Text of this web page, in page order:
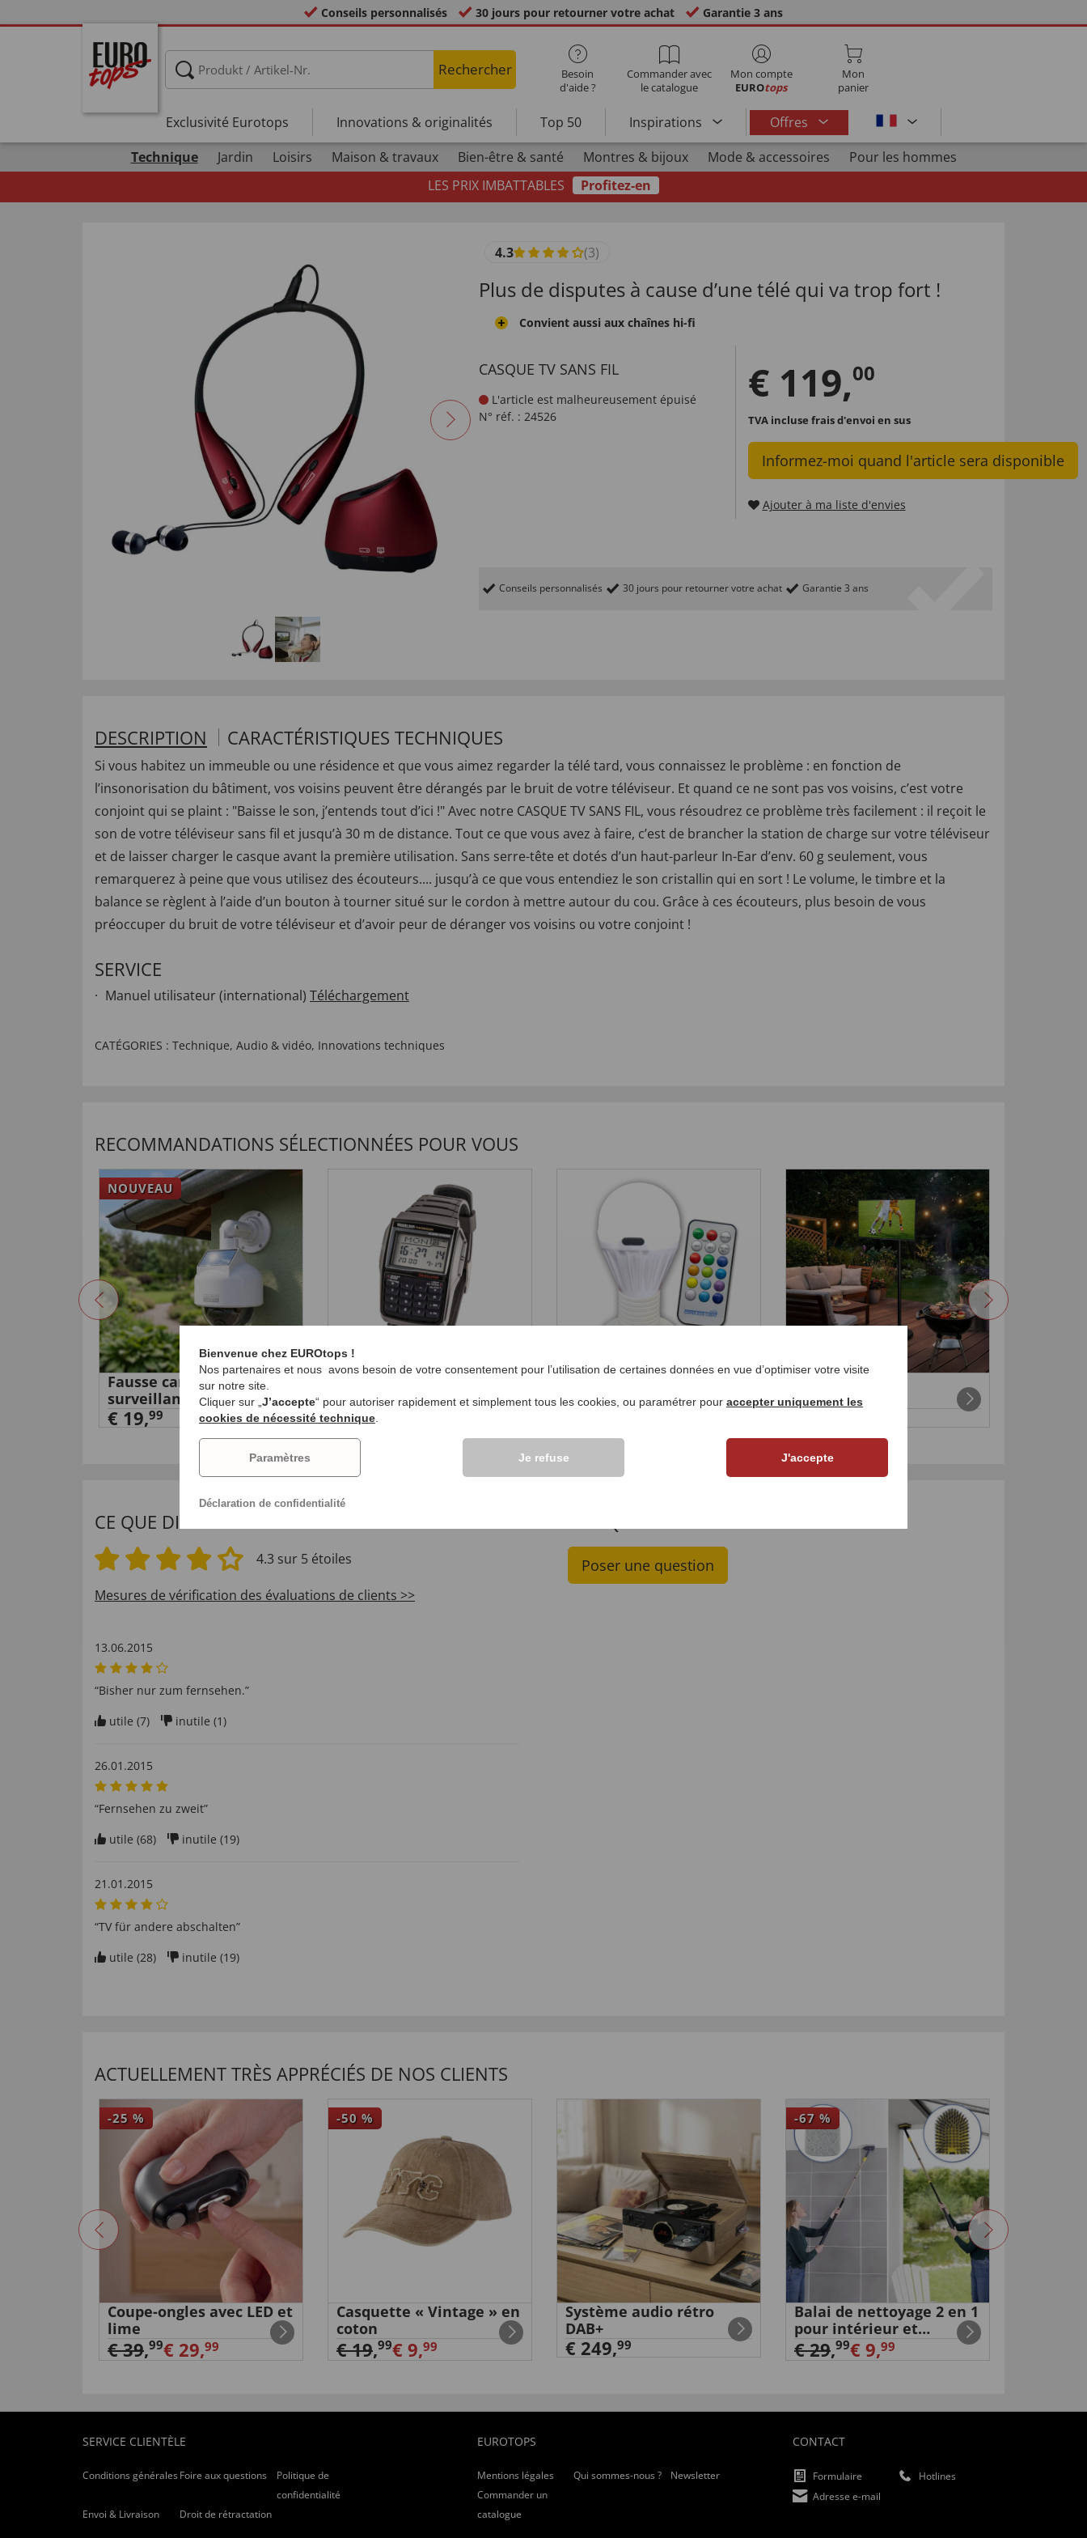
Conseils personnalisés 30 jours pour retourner votre achat Garantie 3 ans
Rechercher
Besoin
d'aide ?
Commander avec
le catalogue
Mon compte
EUROtops
Mon
panier
Exclusivité Eurotops Innovations & originalités Top 50 Inspirations
Offres
Technique
Jardin Loisirs Maison & travaux Bien-être & santé Montres & bijoux Mode & accessoires
Pour les hommes
LES PRIX IMBATTABLES
Profitez-en
4.3 (3)
Plus de disputes à cause d’une télé qui va trop fort !
Convient aussi aux chaînes hi-fi
CASQUE TV SANS FIL
L'article est malheureusement épuisé
N° réf. : 24526
€ 119,00
TVA incluse frais d'envoi en sus
Informez-moi quand l'article sera disponible
Ajouter à ma liste d'envies
Conseils personnalisés 30 jours pour retourner votre achat Garantie 3 ans
DESCRIPTION CARACTÉRISTIQUES TECHNIQUES
Si vous habitez un immeuble ou une résidence et que vous aimez regarder la télé tard, vous connaissez le problème : en fonction de
l’insonorisation du bâtiment, vos voisins peuvent être dérangés par le bruit de votre téléviseur. Et quand ce ne sont pas vos voisins, c’est votre
conjoint qui se plaint : "Baisse le son, j’entends tout d’ici !" Avec notre CASQUE TV SANS FIL, vous résoudrez ce problème très facilement : il reçoit le
son de votre téléviseur sans fil et jusqu’à 30 m de distance. Tout ce que vous avez à faire, c’est de brancher la station de charge sur votre téléviseur
et de laisser charger le casque avant la première utilisation. Sans serre-tête et dotés d’un haut-parleur In-Ear d’env. 60 g seulement, vous
remarquerez à peine que vous utilisez des écouteurs.... jusqu’à ce que vous entendiez le son cristallin qui en sort ! Le volume, le timbre et la
balance se règlent à l’aide d’un bouton à tourner situé sur le cordon à mettre autour du cou. Grâce à ces écouteurs, plus besoin de vous
préoccuper du bruit de votre téléviseur et d’avoir peur de déranger vos voisins ou votre conjoint !
SERVICE
Manuel utilisateur (international) Téléchargement
CATÉGORIES : Technique, Audio & vidéo, Innovations techniques
RECOMMANDATIONS SÉLECTIONNÉES POUR VOUS
NOUVEAU
Fausse caméra de
surveillance dôme
€ 19,99
électronique « rétro »
€ 39,
télécommande
correspondant
CE QUE DISENT NOS CLIENTS INTERNATIONAUX
4.3 sur 5 étoiles
Mesures de vérification des évaluations de clients >>
13.06.2015
“Bisher nur zum fernsehen.”
utile (7) inutile (1)
26.01.2015
“Fernsehen zu zweit”
utile (68) inutile (19)
21.01.2015
“TV für andere abschalten”
utile (28) inutile (19)
Poser une question
ACTUELLEMENT TRÈS APPRÉCIÉS DE NOS CLIENTS
-25 %
Coupe-ongles avec LED et
lime
€ 39,99€ 29,99
-50 %
Casquette « Vintage » en
coton
€ 19,99€ 9,99
Système audio rétro
DAB+
€ 249,99
-67 %
Balai de nettoyage 2 en 1
pour intérieur et
extérieur
€ 29,99€ 9,99
SERVICE CLIENTÈLE
Conditions générales Foire aux questions
Politique de
confidentialité
Envoi & Livraison
Droit de rétractation
EUROTOPS
Mentions légales Qui sommes-nous ?
Newsletter
Commander un
catalogue
CONTACT
Formulaire
Hotlines
Adresse e-mail
Bienvenue chez EUROtops !
Nos partenaires et nous avons besoin de votre consentement pour l’utilisation de certaines données en vue d’optimiser votre visite
sur notre site.
Cliquer sur „ J’accepte“ pour autoriser rapidement et simplement tous les cookies, ou paramétrer pour accepter uniquement les
cookies de nécessité technique
Paramètres Je refuse J'accepte
Déclaration de confidentialité